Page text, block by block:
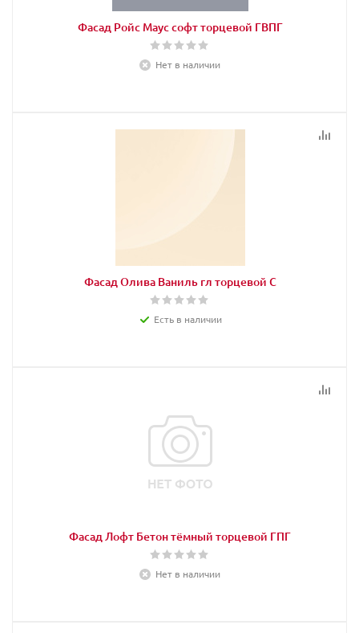
Фасад Ройс Маус софт торцевой ГВПГ
Нет в наличии
Фасад Олива Ваниль гл торцевой С
Есть в наличии
Фасад Лофт Бетон тёмный торцевой ГПГ
Нет в наличии